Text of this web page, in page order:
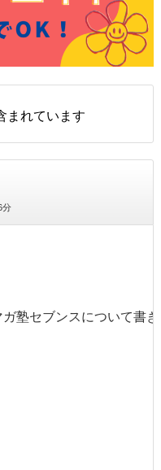
まれています
分
塾セブンスについて書